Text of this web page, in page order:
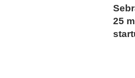
25